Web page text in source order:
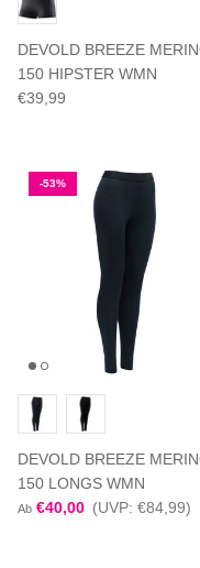
DEVOLD BREEZE
150 HIPSTER WMN
€39,99
-53%
DEVOLD BREEZE
150 LONGS WMN
Ab €40,00 (UVP: €84,99)